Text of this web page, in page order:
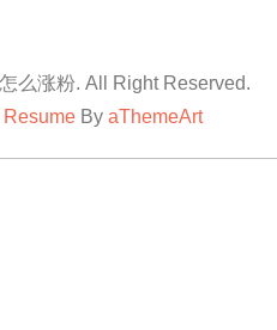
么涨粉. All Right Reserved.
By aThemeArt